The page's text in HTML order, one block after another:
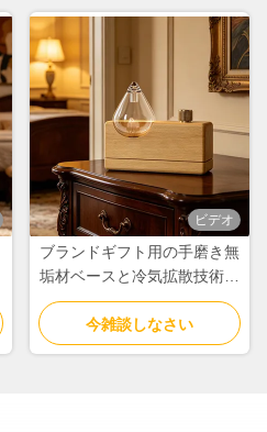
ビデオ
ブランドギフト用の手磨き無
垢材ベースと冷気拡散技術を
備えた2W USBウッドアロマ
ディフューザー
今雑談しなさい